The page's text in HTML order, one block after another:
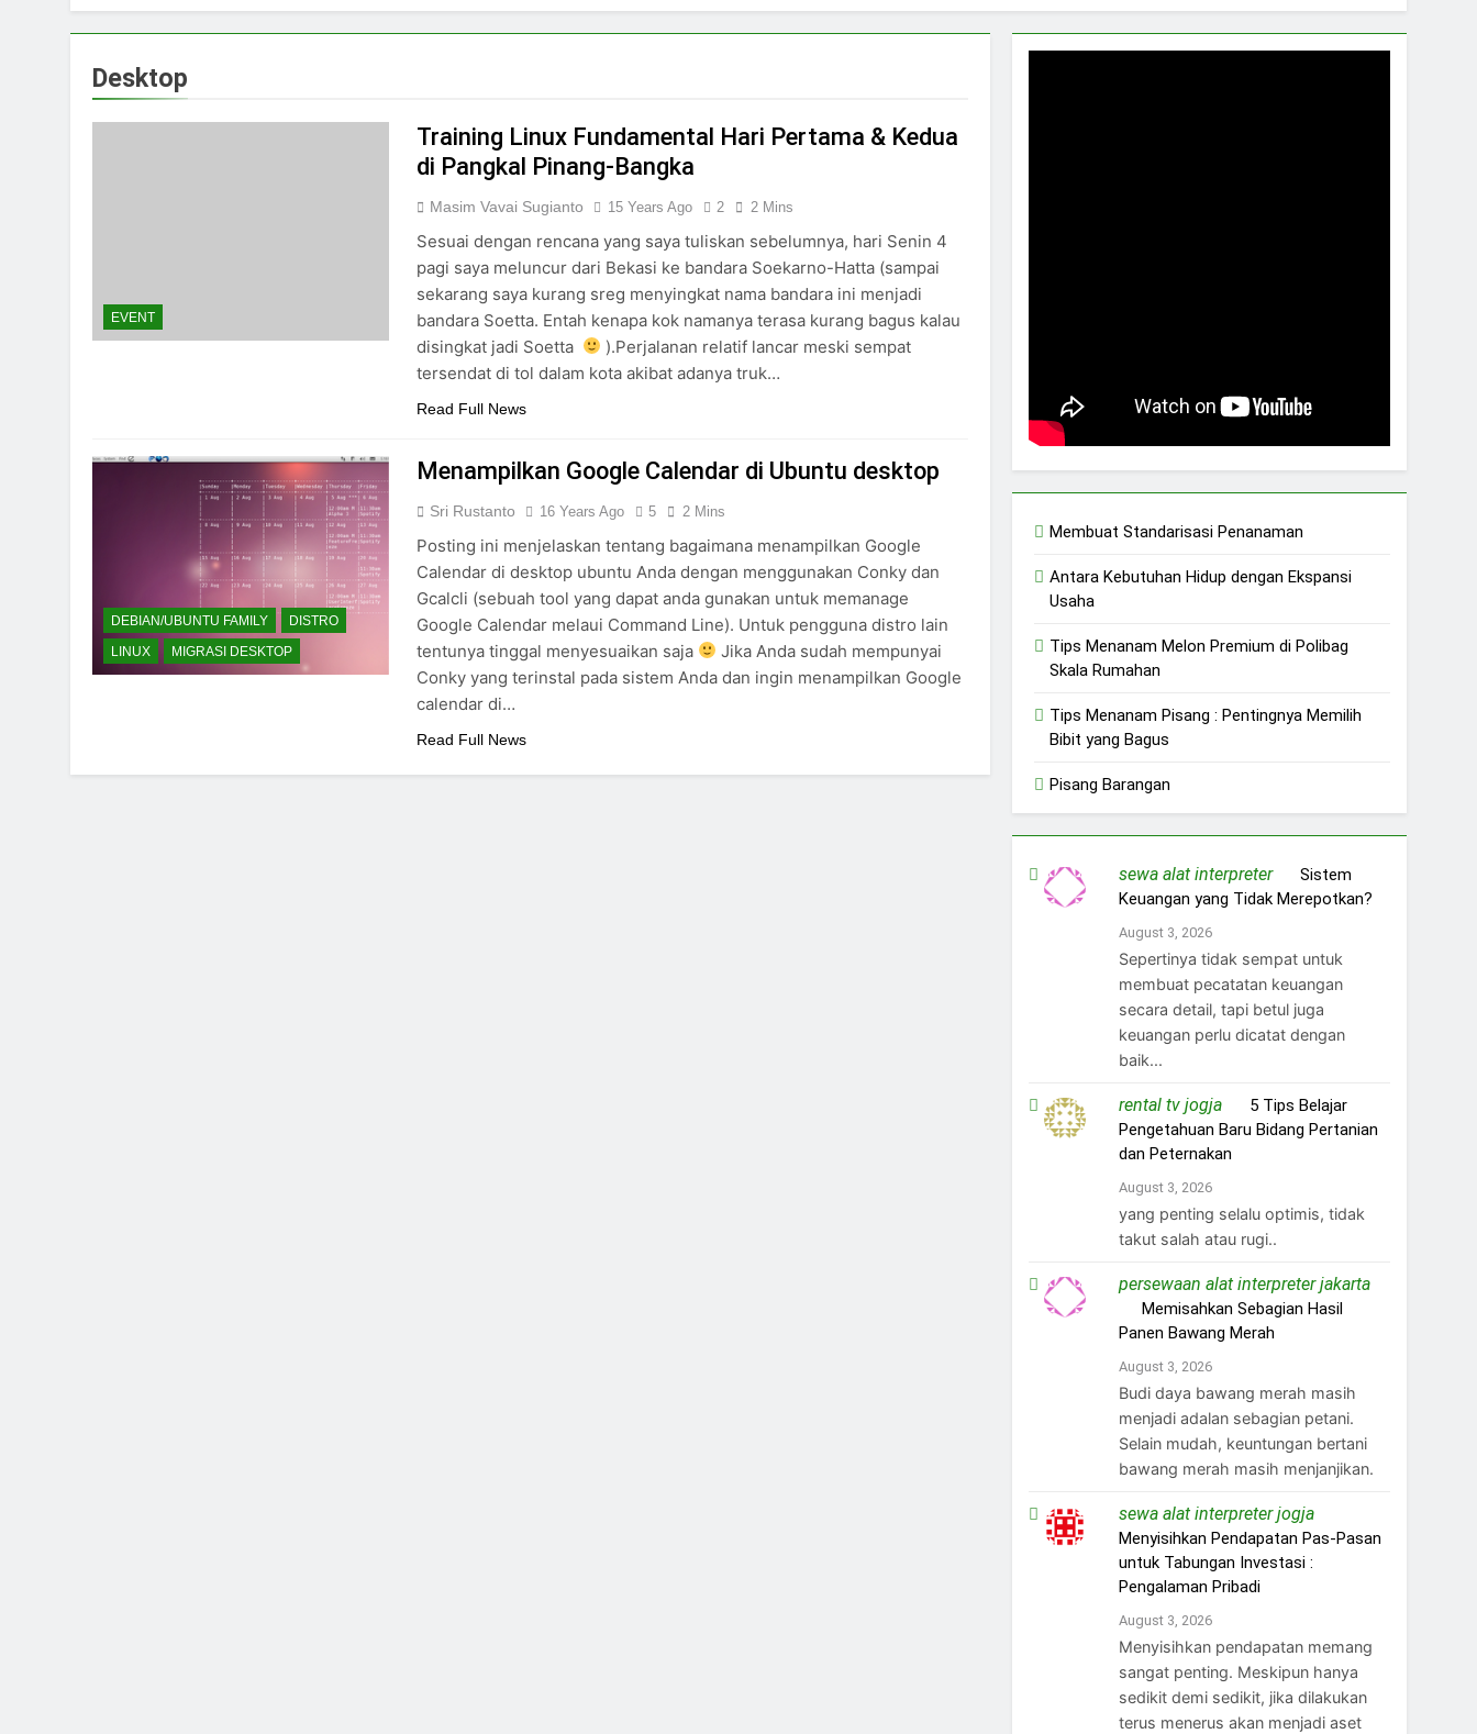
Desktop
EVENT
Training Linux Fundamental Hari Pertama & Kedua
di Pangkal Pinang-Bangka
Masim Vavai Sugianto 15 Years Ago 2 2 Mins
Sesuai dengan rencana yang saya tuliskan sebelumnya, hari Senin 4
pagi saya meluncur dari Bekasi ke bandara Soekarno-Hatta (sampai
sekarang saya kurang sreg menyingkat nama bandara ini menjadi
bandara Soetta. Entah kenapa kok namanya terasa kurang bagus kalau
disingkat jadi Soetta
).Perjalanan relatif lancar meski sempat
tersendat di tol dalam kota akibat adanya truk…
Read Full News
DEBIAN/UBUNTU FAMILY
DISTRO
LINUX
MIGRASI DESKTOP
Menampilkan Google Calendar di Ubuntu desktop
Sri Rustanto 16 Years Ago 5 2 Mins
Posting ini menjelaskan tentang bagaimana menampilkan Google
Calendar di desktop ubuntu Anda dengan menggunakan Conky dan
Gcalcli (sebuah tool yang dapat anda gunakan untuk memanage
Google Calendar melaui Command Line). Untuk pengguna distro lain
tentunya tinggal menyesuaikan saja
Jika Anda sudah mempunyai
Conky yang terinstal pada sistem Anda dan ingin menampilkan Google
calendar di…
Read Full News
Membuat Standarisasi Penanaman
Antara Kebutuhan Hidup dengan Ekspansi
Usaha
Tips Menanam Melon Premium di Polibag
Skala Rumahan
Tips Menanam Pisang : Pentingnya Memilih
Bibit yang Bagus
Pisang Barangan
sewa alat interpreteron Sistem
Keuangan yang Tidak Merepotkan?
August 3, 2026
Sepertinya tidak sempat untuk
membuat pecatatan keuangan
secara detail, tapi betul juga
keuangan perlu dicatat dengan
baik...
rental tv jogjaon 5 Tips Belajar
Pengetahuan Baru Bidang Pertanian
dan Peternakan
August 3, 2026
yang penting selalu optimis, tidak
takut salah atau rugi..
persewaan alat interpreter jakarta
Memisahkan Sebagian Hasil
Panen Bawang Merah
August 3, 2026
Budi daya bawang merah masih
menjadi adalan sebagian petani.
Selain mudah, keuntungan bertani
bawang merah masih menjanjikan.
sewa alat interpreter jogjaon
Menyisihkan Pendapatan Pas-Pasan
untuk Tabungan Investasi :
Pengalaman Pribadi
August 3, 2026
Menyisihkan pendapatan memang
sangat penting. Meskipun hanya
sedikit demi sedikit, jika dilakukan
terus menerus akan menjadi aset